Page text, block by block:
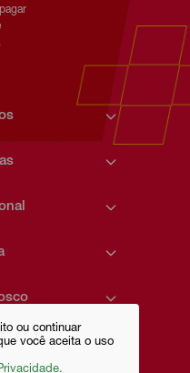
ou continuar
você aceita o uso